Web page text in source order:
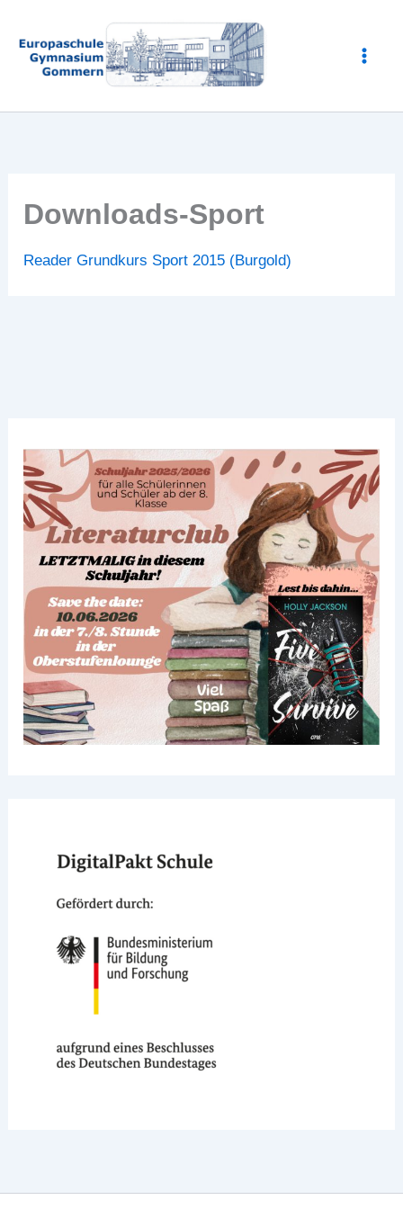
Inhalt
springen
Downloads-Sport
Reader Grundkurs Sport 2015 (Burgold)